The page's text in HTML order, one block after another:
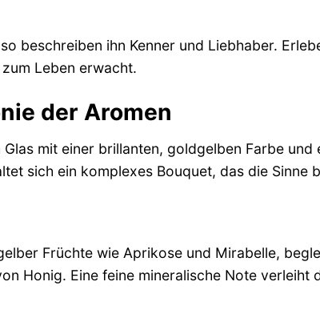
beschreiben ihn Kenner und Liebhaber.
Leben erwacht.
der Aromen
mit einer brillanten, goldgelben Farbe und
sich ein komplexes Bouquet, das die Sinne
Früchte wie Aprikose und Mirabelle,
Honig. Eine feine mineralische Note verleiht